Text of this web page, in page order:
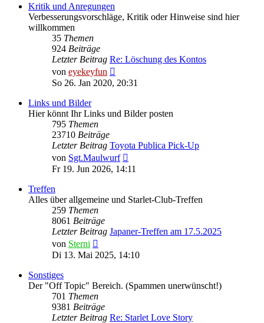
Kritik und Anregungen
Verbesserungsvorschläge, Kritik oder Hinweise sind hier
willkommen
35 Themen
924 Beiträge
Letzter Beitrag Re: Löschung des Kontos
von eyekeyfun
Beitrag
So 26. Jan 2020, 20:31
Links und Bilder
Hier könnt Ihr Links und Bilder posten
795 Themen
23710 Beiträge
Letzter Beitrag Toyota Publica Pick-Up
von Sgt.Maulwurf
Beitrag
Fr 19. Jun 2026, 14:11
Treffen
Alles über allgemeine und Starlet-Club-Treffen
259 Themen
8061 Beiträge
Letzter Beitrag Japaner-Treffen am 17.5.2025
von Sterni
Beitrag
Di 13. Mai 2025, 14:10
Sonstiges
Der "Off Topic" Bereich. (Spammen unerwünscht!)
701 Themen
9381 Beiträge
Letzter Beitrag Re: Starlet Love Story